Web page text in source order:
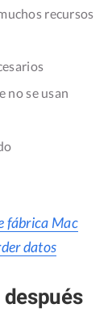
recursos
no se usan
fábrica Mac
datos